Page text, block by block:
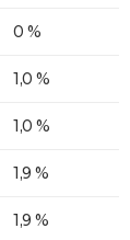
0 %
1,0 %
1,0 %
1,9 %
1,9 %